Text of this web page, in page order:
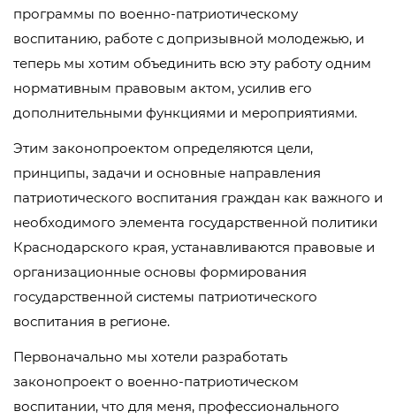
программы по военно-патриотическому
воспитанию, работе с допризывной молодежью, и
теперь мы хотим объединить всю эту работу одним
нормативным правовым актом, усилив его
дополнительными функциями и мероприятиями.
Этим законопроектом определяются цели,
принципы, задачи и основные направления
патриотического воспитания граждан как важного и
необходимого элемента государственной политики
Краснодарского края, устанавливаются правовые и
организационные основы формирования
государственной системы патриотического
воспитания в регионе.
Первоначально мы хотели разработать
законопроект о военно-патриотическом
воспитании, что для меня, профессионального